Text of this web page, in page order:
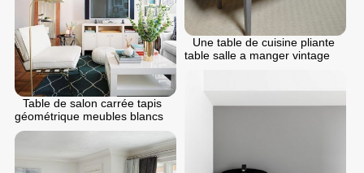
Une table de cuisine pliante
table salle a manger vintage
Table de salon carrée tapis
géométrique meubles blancs